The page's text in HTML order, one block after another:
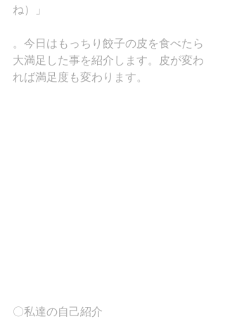
ね）」
。今日はもっちり餃子の皮を食べたら
大満足した事を紹介します。皮が変わ
れば満足度も変わります。
〇私達の自己紹介